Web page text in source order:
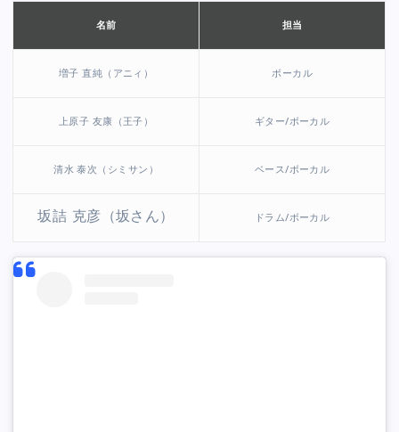
名前 担当
増子 直純（アニィ） ボーカル
上原子 友康（王子） ギター/ボーカル
清水 泰次（シミサン） ベース/ボーカル
坂詰 克彦（坂さん） ドラム/ボーカル